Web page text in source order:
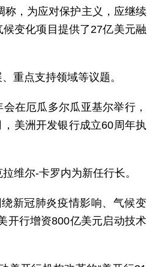
称，为应对保护主义，应继续
变化项目提供了27亿美元融
重点支持领域等议题。
在厄瓜多尔瓜亚基尔举行，
美洲开发银行成立60周年执
维尔-卡罗内为新任行长。
新冠肺炎疫情影响、气候变
开行增资800亿美元启动技术